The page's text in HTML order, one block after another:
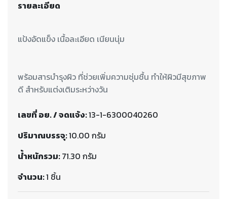
รายละเอียด
พร้อมสารบำรุงผิว ที่ช่วยเพิ่มความชุ่มชื้น ทำให้ผิวมีสุขภาพ
ดี สำหรับแต่งเติมระหว่างวัน
เลขที่ อย. / จดแจ้ง:13-1-6300040260
ปริมาณบรรจุ:10.00 กรัม
น้ำหนักรวม:71.30 กรัม
จำนวน:1 ชิ้น